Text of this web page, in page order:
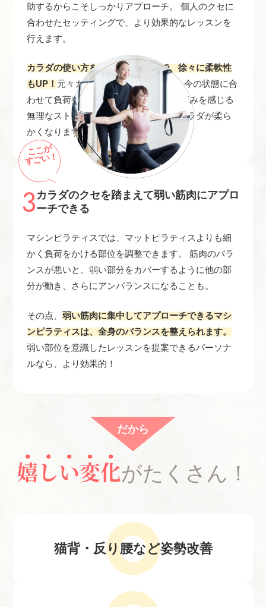
助するからこそしっかりアプローチ。 個人のクセに
合わせたセッティングで、より効果的なレッスンを
行えます。
カラダの使い方を覚えていくことで、徐々に柔軟性
もUP！ 元々カラダが硬かった方でも、 今の状態に合
わせて負荷や動きを調整できるので、 痛みを感じる
無理なストレッチをしなくても徐々にカラダが柔ら
かくなります。
ここが
すごい！
3 カラダのクセを踏まえて弱い筋肉にアプロ
ーチできる
マシンピラティスでは、マットピラティスよりも細
かく負荷をかける部位を調整できます。 筋肉のバラ
ンスが悪いと、弱い部分をカバーするように他の部
分が動き、さらにアンバランスになることも。
その点、 弱い筋肉に集中してアプローチできるマシ
ンピラティスは、全身のバランスを整えられます。
弱い部位を意識したレッスンを提案できるパーソナ
ルなら、より効果的！
だから
嬉しい変化がたくさん！
猫背・反り腰など姿勢改善